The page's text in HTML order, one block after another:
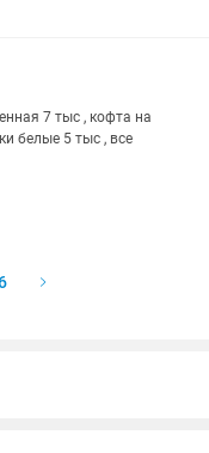
по фигуре и
7 тыс , кофта на
белые 5 тыс , все